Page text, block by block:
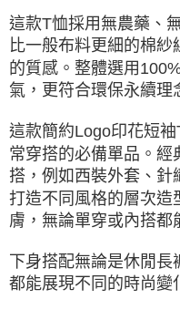
１．透過由恩沛科技股份有限公
易，需依本服務之必要範圍內提
權轉讓予恩沛科技股份有限公司
２．關於個人資料處理事宜，請
https://aftee.tw/terms/#terms3
「AFTEE先享後付」，若未經
任。
４．使用「AFTEE先享後付」
時審查核予不同之上限額度；若
請求用戶進行身份認證。
５．嚴禁一人註冊多個帳號或使
恩沛科技股份有限公司將有權停
這款T恤採用無農藥、
比一般布料更細的棉
的質感。整體選用
氣，更符合環保永續理
這款簡約Logo印花短
常穿搭的必備單品。經
搭，例如西裝外套、針
打造不同風格的層次造
膚，無論單穿或內搭都
下身搭配無論是休閒長
都能展現不同的時尚變